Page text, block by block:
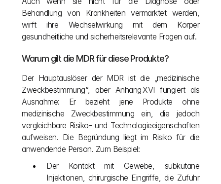
Behandlung von Krankheiten vermarktet werden,
wirft ihre Wechselwirkung mit dem Körper
gesundheitliche und sicherheitsrelevante Fragen auf.
Warum gilt die MDR für diese Produkte?
Der Hauptauslöser der MDR ist die „medizinische
Zweckbestimmung“, aber Anhang XVI fungiert als
Ausnahme: Er bezieht jene Produkte ohne
medizinische Zweckbestimmung ein, die jedoch
vergleichbare Risiko- und Technologieeigenschaften
aufweisen. Die Begründung liegt im Risiko für die
anwendende Person. Zum Beispiel:
Der Kontakt mit Gewebe, subkutane
Injektionen, chirurgische Eingriffe, die Zufuhr